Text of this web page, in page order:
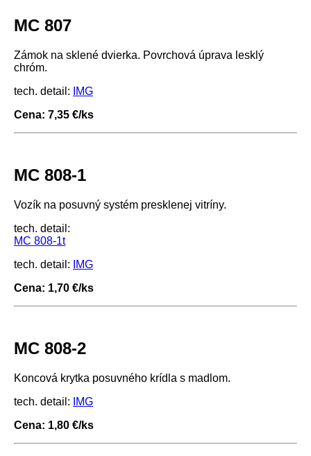
MC 807
Zámok na sklené dvierka. Povrchová úprava lesklý
chróm.
tech. detail:
IMG
Cena: 7,35 €/ks
MC 808-1
Vozík na posuvný systém presklenej vitríny.
tech. detail:
MC 808-1t
tech. detail:
IMG
Cena: 1,70 €/ks
MC 808-2
Koncová krytka posuvného krídla s madlom.
tech. detail:
IMG
Cena: 1,80 €/ks